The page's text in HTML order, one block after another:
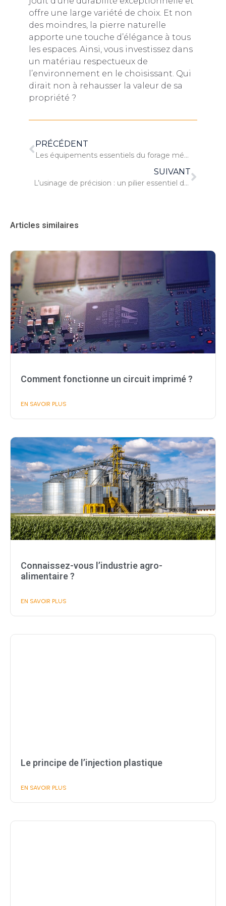
offre une large variété de choix. Et non
des moindres, la pierre naturelle
apporte une touche d’élégance à tous
les espaces. Ainsi, vous investissez dans
un matériau respectueux de
l’environnement en le choisissant. Qui
dirait non à rehausser la valeur de sa
propriété ?
PRÉCÉDENT
Les équipements essentiels du forage mécanique : De la foreuse aux boues de forage
SUIVANT
L’usinage de précision : un pilier essentiel de la fabrication moderne
Articles similaires
Comment fonctionne un circuit imprimé ?
EN SAVOIR PLUS
Connaissez-vous l’industrie agro-
alimentaire ?
EN SAVOIR PLUS
Le principe de l’injection plastique
EN SAVOIR PLUS